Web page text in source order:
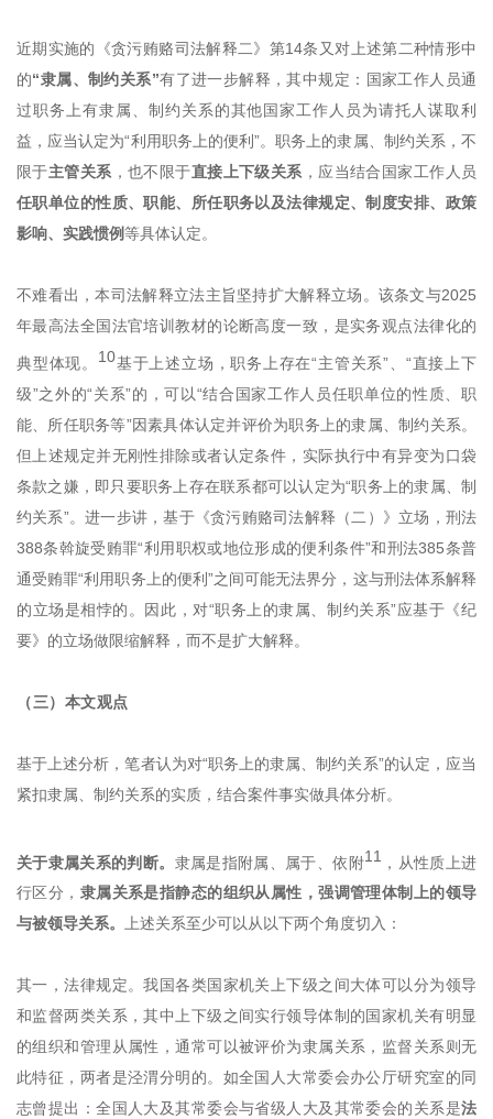
近期实施的《贪污贿赂司法解释二》第14条又对上述第二种情形中
的“隶属、制约关系”有了进一步解释，其中规定：国家工作人员通
过职务上有隶属、制约关系的其他国家工作人员为请托人谋取利
益，应当认定为“利用职务上的便利”。职务上的隶属、制约关系，不
限于主管关系 ，也不限于直接上下级关系 ，应当结合国家工作人员
任职单位的性质、职能、所任职务以及法律规定、制度安排、政策
影响、实践惯例等具体认定。
不难看出，本司法解释立法主旨坚持扩大解释立场。该条文与2025
年最高法全国法官培训教材的论断高度一致，是实务观点法律化的
典型体现。 10基于上述立场，职务上存在“主管关系”、“直接上下
级”之外的“关系”的，可以“结合国家工作人员任职单位的性质、职
能、所任职务等”因素具体认定并评价为职务上的隶属、制约关系。
但上述规定并无刚性排除或者认定条件，实际执行中有异变为口袋
条款之嫌，即只要职务上存在联系都可以认定为“职务上的隶属、制
约关系”。进一步讲，基于《贪污贿赂司法解释（二）》立场，刑法
388条斡旋受贿罪“利用职权或地位形成的便利条件”和刑法385条普
通受贿罪“利用职务上的便利”之间可能无法界分，这与刑法体系解释
的立场是相悖的。因此，对“职务上的隶属、制约关系”应基于《纪
要》的立场做限缩解释，而不是扩大解释。
（三）本文观点
基于上述分析，笔者认为对“职务上的隶属、制约关系”的认定，应当
紧扣隶属、制约关系的实质，结合案件事实做具体分析。
关于隶属关系的判断。 隶属是指附属、属于、依附11 ，从性质上进
行区分， 隶属关系是指静态的组织从属性，强调管理体制上的领导
与被领导关系。 上述关系至少可以从以下两个角度切入：
其一，法律规定。我国各类国家机关上下级之间大体可以分为领导
和监督两类关系，其中上下级之间实行领导体制的国家机关有明显
的组织和管理从属性，通常可以被评价为隶属关系，监督关系则无
此特征，两者是泾渭分明的。如全国人大常委会办公厅研究室的同
志曾提出：全国人大及其常委会与省级人大及其常委会的关系是法